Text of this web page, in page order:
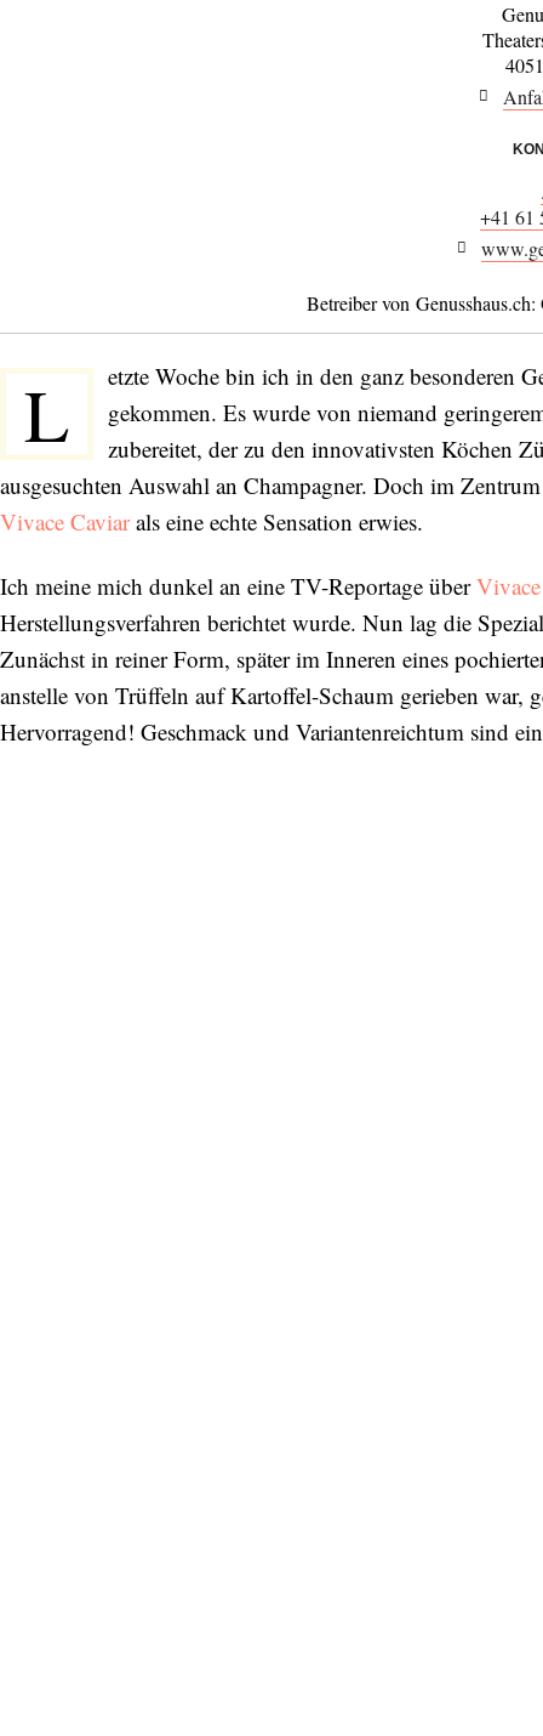
+41 61
Betreiber von
L
etzte Woche bin ich in den ganz besonderen
gekommen. Es wurde von niemand
zubereitet, der zu den innovativsten Köchen
ausgesuchten Auswahl an Champagner. Doch im
Vivace Caviarals eine echte Sensation erwies.
Ich meine mich dunkel an eine TV-Reportage über
Herstellungsverfahren berichtet wurde. Nun lag die
Zunächst in reiner Form, später im Inneren eines
anstelle von Trüffeln auf Kartoffel-Schaum gerieben
Hervorragend! Geschmack und Variantenreichtum sind